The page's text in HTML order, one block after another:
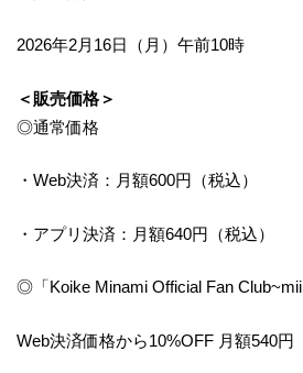
2026年2月16日（月）午前10時
＜販売価格＞
◎通常価格
・Web決済：月額600円（税込）
・アプリ決済：月額640円（税込）
◎「Koike Minami Official Fan
Web決済価格から10%OFF 月額540円